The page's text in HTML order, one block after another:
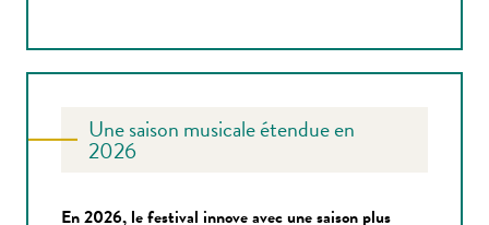
Une saison musicale étendue en
2026
En 2026, le festival innove avec une saison plus